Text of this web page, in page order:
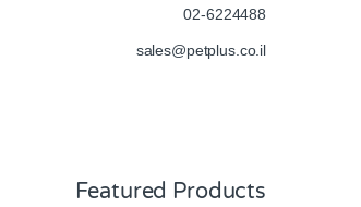
02-6224488
sales@petplus.co.il
Featured Products